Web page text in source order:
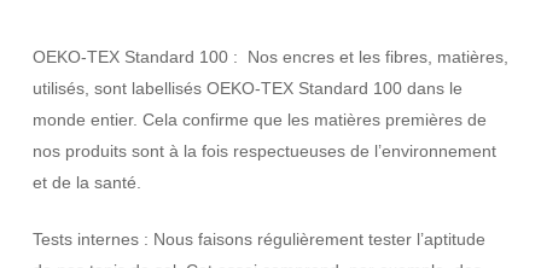
OEKO-TEX Standard 100 : Nos encres et les fibres, matières,
utilisés, sont labellisés OEKO-TEX Standard 100 dans le
monde entier. Cela confirme que les matières premières de
nos produits sont à la fois respectueuses de l’environnement
et de la santé.
Tests internes : Nous faisons régulièrement tester l’aptitude